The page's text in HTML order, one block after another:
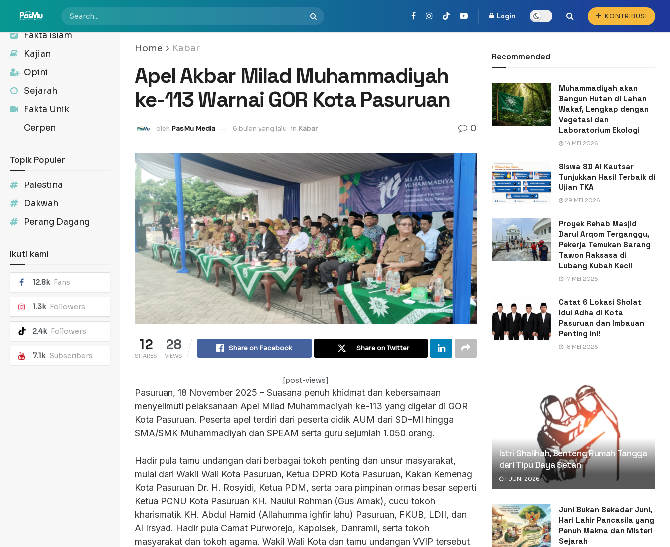
Kabar
Fakta Islam
Kajian
Opini
Sejarah
Fakta Unik
Cerpen
Topik Populer
Palestina
Dakwah
Perang Dagang
Ikuti kami
12.8k Fans
1.3k Followers
2.4k Followers
7.1k Subscribers
Login KONTRIBUSI
Home Kabar
Apel Akbar Milad Muhammadiyah
ke-113 Warnai GOR Kota Pasuruan
oleh PasMu Media 6 bulan yang lalu in Kabar 0
12
SHARES
28
VIEWS
Share on Facebook Share on Twitter
[post-views]
Pasuruan, 18 November 2025 – Suasana penuh khidmat dan kebersamaan
menyelimuti pelaksanaan Apel Milad Muhammadiyah ke-113 yang digelar di GOR
Kota Pasuruan. Peserta apel terdiri dari peserta didik AUM dari SD–MI hingga
SMA/SMK Muhammadiyah dan SPEAM serta guru sejumlah 1.050 orang.
Hadir pula tamu undangan dari berbagai tokoh penting dan unsur masyarakat,
mulai dari Wakil Wali Kota Pasuruan, Ketua DPRD Kota Pasuruan, Kakan Kemenag
Kota Pasuruan Dr. H. Rosyidi, Ketua PDM, serta para pimpinan ormas besar seperti
Ketua PCNU Kota Pasuruan KH. Naulul Rohman (Gus Amak), cucu tokoh
kharismatik KH. Abdul Hamid (Allahumma ighfir lahu) Pasuruan, FKUB, LDII, dan
Al Irsyad. Hadir pula Camat Purworejo, Kapolsek, Danramil, serta tokoh
masyarakat dan tokoh agama. Wakil Wali Kota dan tamu undangan VVIP tersebut
Recommended
Muhammadiyah akan
Bangun Hutan di Lahan
Wakaf, Lengkap dengan
Vegetasi dan
Laboratorium Ekologi
14 MEI 2026
Siswa SD Al Kautsar
Tunjukkan Hasil Terbaik di
Ujian TKA
29 MEI 2026
Proyek Rehab Masjid
Darul Arqom Terganggu,
Pekerja Temukan Sarang
Tawon Raksasa di
Lubang Kubah Kecil
17 MEI 2026
Catat 6 Lokasi Sholat
Idul Adha di Kota
Pasuruan dan Imbauan
Penting Ini!
18 MEI 2026
Istri Shalihah, Benteng Rumah Tangga
dari Tipu Daya Setan
1 JUNI 2026
Juni Bukan Sekadar Juni,
Hari Lahir Pancasila yang
Penuh Makna dan Misteri
Sejarah